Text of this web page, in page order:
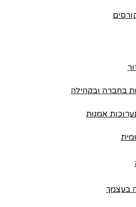
בחברה ובקהילה
אמנות
בעצמך